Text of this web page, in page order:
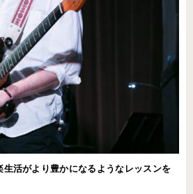
活がより豊かになるようなレッスンを